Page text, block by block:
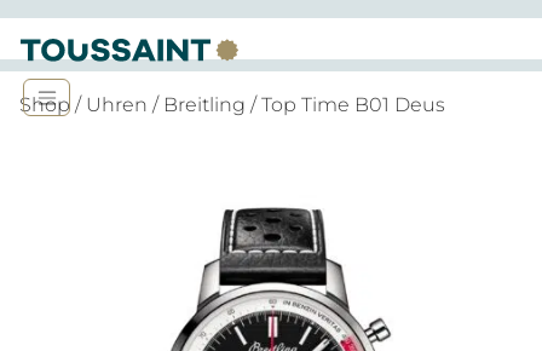
Shop / Uhren / Breitling / Top Time B01 Deus